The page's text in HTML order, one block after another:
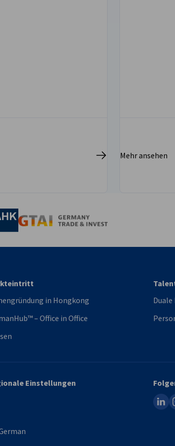
Mehr ansehen
und Handelskammer
AHK.de
in Hongkong
– Office in Office
Einstellungen